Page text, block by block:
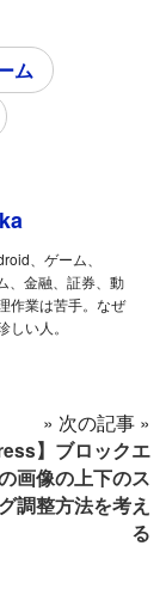
ム
、ゲーム、
、金融、証券、動
作業は苦手。なぜ
い人。
» 次の記事 »
】ブロックエ
画像の上下のス
調整方法を考え
る